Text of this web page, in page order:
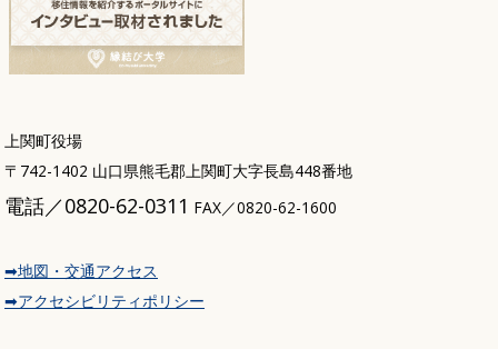
上関町役場
〒742-1402 山口県熊毛郡上関町大字長島448番地
電話／0820-62-0311 FAX／0820-62-1600
➡地図・交通アクセス
➡アクセシビリティポリシー